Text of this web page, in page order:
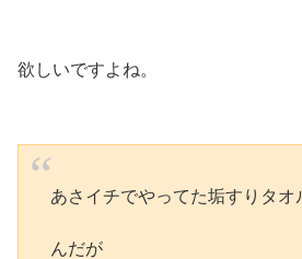
欲しいですよね。
あさイチでやってた垢すりタオ
んだが